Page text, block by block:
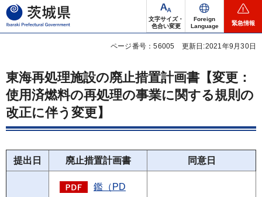
茨城県
文字サイズ・
色合い変更
Foreign
Language
緊急情報
ページ番号：56005 更新日:2021年9月30日
東海再処理施設の廃止措置計画書【変更：
使用済燃料の再処理の事業に関する規則の
改正に伴う変更】
提出日 廃止措置計画書 同意日
鑑（PD